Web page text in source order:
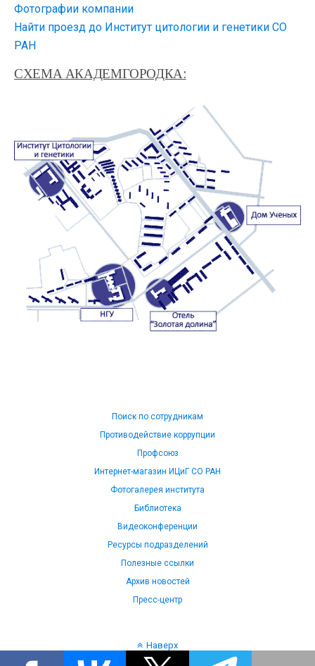
Фотографии компании
Найти проезд до Институт цитологии и генетики СО
РАН
СХЕМА АКАДЕМГОРОДКА:
Поиск по сотрудникам
Противодействие коррупции
Профсоюз
Интернет-магазин ИЦиГ СО РАН
Фотогалерея института
Библиотека
Видеоконференции
Ресурсы подразделений
Полезные ссылки
Архив новостей
Пресс-центр
Наверх